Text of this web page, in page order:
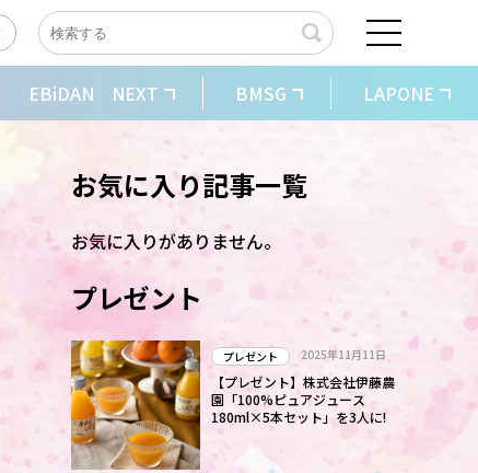
EBiDAN NEXT BMSG LAPONE
お気に入り記事一覧
お気に入りがありません。
プレゼント
プレゼント 2025年11月11日
【プレゼント】株式会社伊藤農
園「100%ピュアジュース
180ml×5本セット」を3人に!